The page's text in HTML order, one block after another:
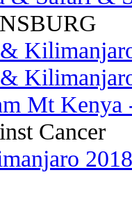
Mt
Cancer
2018